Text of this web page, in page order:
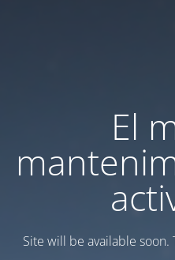
El
Site will be available soon.